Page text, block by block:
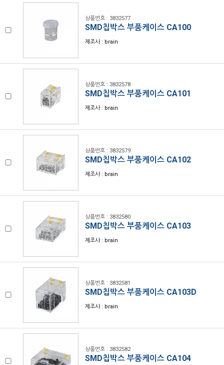
상품번호 : 3832577
SMD칩박스 부품케이스 CA100
제조사 : brain
상품번호 : 3832578
SMD칩박스 부품케이스 CA101
제조사 : brain
상품번호 : 3832579
SMD칩박스 부품케이스 CA102
제조사 : brain
상품번호 : 3832580
SMD칩박스 부품케이스 CA103
제조사 : brain
상품번호 : 3832581
SMD칩박스 부품케이스 CA103D
제조사 : brain
상품번호 : 3832582
SMD칩박스 부품케이스 CA104